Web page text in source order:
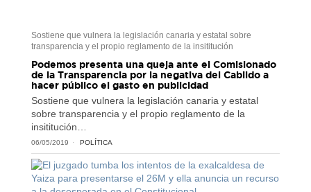
Sostiene que vulnera la legislación canaria y estatal sobre
transparencia y el propio reglamento de la insititución
Podemos presenta una queja ante el Comisionado
de la Transparencia por la negativa del Cabildo a
hacer público el gasto en publicidad
Sostiene que vulnera la legislación canaria y estatal
sobre transparencia y el propio reglamento de la
insititución…
06/05/2019 POLÍTICA